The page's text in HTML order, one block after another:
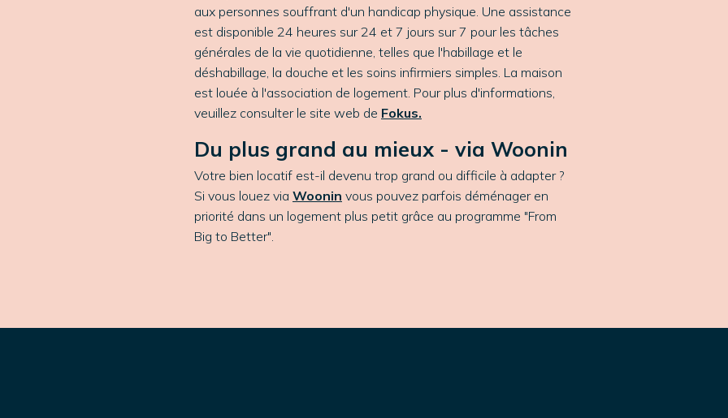
aux personnes souffrant d'un handicap physique. Une assistance
est disponible 24 heures sur 24 et 7 jours sur 7 pour les tâches
générales de la vie quotidienne, telles que l'habillage et le
déshabillage, la douche et les soins infirmiers simples. La maison
est louée à l'association de logement. Pour plus d'informations,
veuillez consulter le site web de Fokus.
Du plus grand au mieux - via Woonin
Votre bien locatif est-il devenu trop grand ou difficile à adapter ?
Si vous louez via Woonin vous pouvez parfois déménager en
priorité dans un logement plus petit grâce au programme "From
Big to Better".